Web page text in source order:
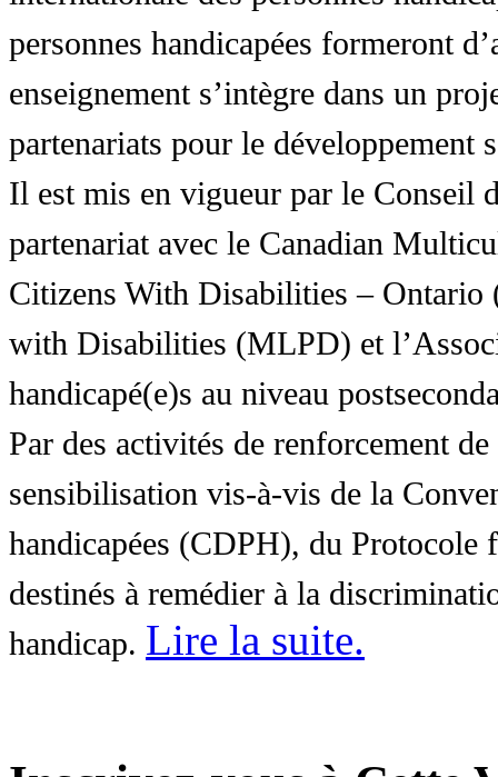
personnes handicapées formeront
enseignement s’intègre dans un
partenariats pour le développement
Il est mis en vigueur par le Conseil
partenariat avec le Canadian
Citizens With Disabilities – Ontario
with Disabilities (MLPD) et
handicapé(e)s au niveau
Par des activités de renforcement
sensibilisation vis-à-vis de la
handicapées (CDPH), du Protocole
destinés à remédier à la
handicap. Lire la suite.